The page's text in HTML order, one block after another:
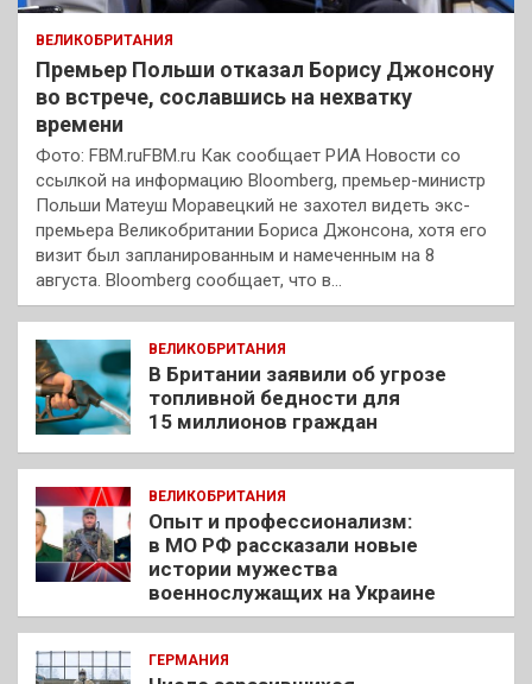
ВЕЛИКОБРИТАНИЯ
Премьер Польши отказал Борису Джонсону
во встрече, сославшись на нехватку
времени
Фото: FBM.ruFBM.ru Как сообщает РИА Новости со
ссылкой на информацию Bloomberg, премьер-министр
Польши Матеуш Моравецкий не захотел видеть экс-
премьера Великобритании Бориса Джонсона, хотя его
визит был запланированным и намеченным на 8
августа. Bloomberg сообщает, что в…
ВЕЛИКОБРИТАНИЯ
В Британии заявили об угрозе
топливной бедности для
15 миллионов граждан
ВЕЛИКОБРИТАНИЯ
Опыт и профессионализм:
в МО РФ рассказали новые
истории мужества
военнослужащих на Украине
ГЕРМАНИЯ